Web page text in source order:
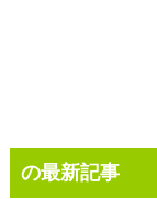
の最新記事